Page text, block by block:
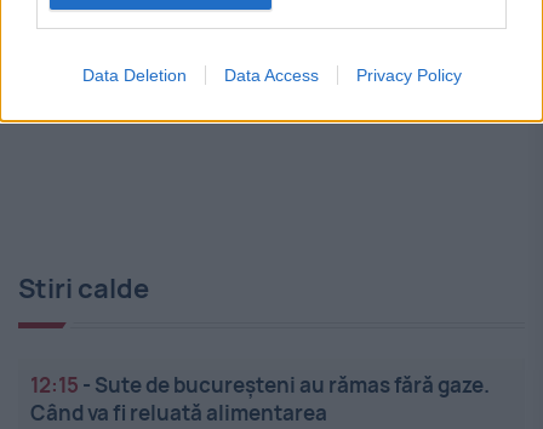
Data Deletion Data Access Privacy Policy
Stiri calde
12:15 - Sute de bucureșteni au rămas fără gaze.
Când va fi reluată alimentarea